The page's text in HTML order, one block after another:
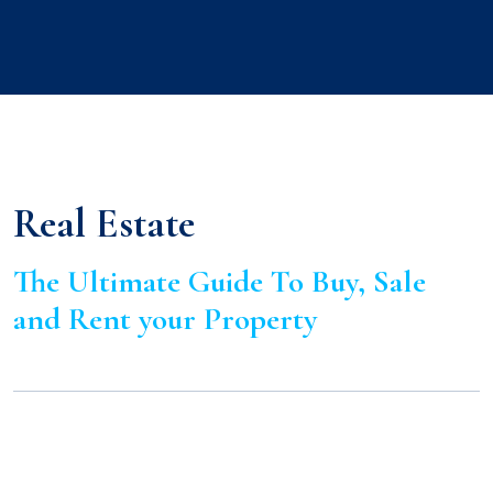
Real Estate
The Ultimate Guide To Buy, Sale
and Rent your Property